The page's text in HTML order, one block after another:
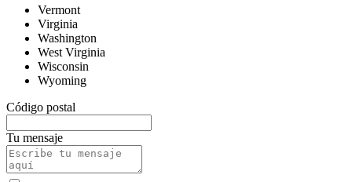
Vermont
Virginia
Washington
West Virginia
Wisconsin
Wyoming
Código postal
Tu mensaje